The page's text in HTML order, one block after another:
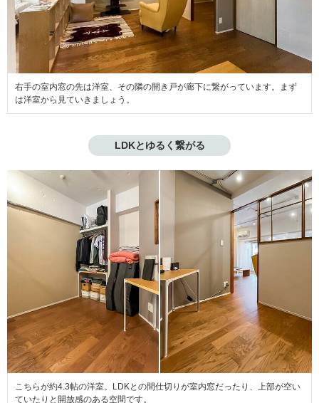
右手の室内窓の先は洋室、その隣の開き戸が廊下に繋がっています。まず
は洋室から見ていきましょう。
LDKとゆるく繋がる
こちらが約4.3帖の洋室。LDKとの間仕切りが室内窓だったり、上部が空い
ていたりと開放感のある空間です。